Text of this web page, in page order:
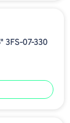
3FS-07-330